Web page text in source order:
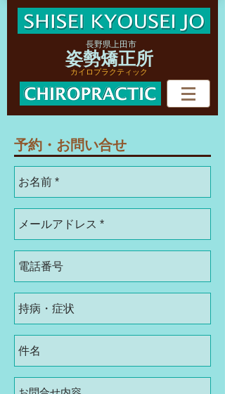
姿勢矯正所
カイロプラクティック
​長野県上田市
予約・お問い合せ